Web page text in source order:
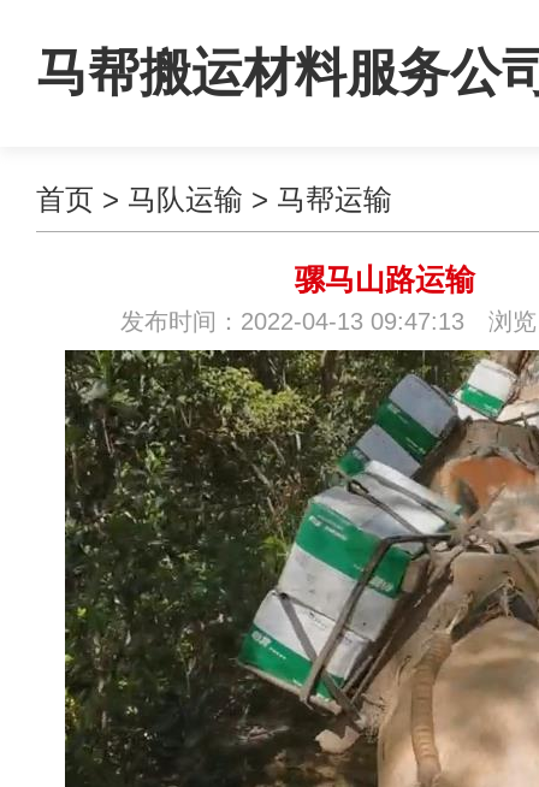
马帮搬运材料服务公
首页 > 马队运输 > 马帮运输
骡马山路运输
发布时间：2022-04-13 09:47:13 浏览